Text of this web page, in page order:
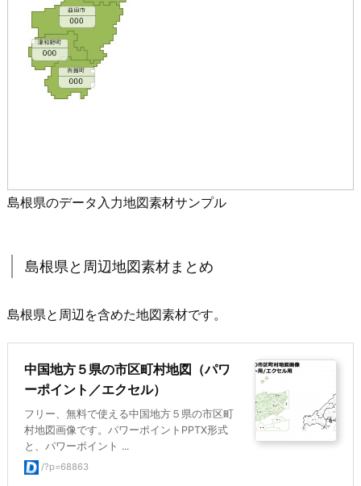
島根県のデータ入力地図素材サンプル
島根県と周辺地図素材まとめ
島根県と周辺を含めた地図素材です。
中国地方５県の市区町村地図（パワ
ーポイント／エクセル）
フリー、無料で使える中国地方５県の市区町
村地図画像です。パワーポイントPPTX形式
と、パワーポイント ...
/?p=68863